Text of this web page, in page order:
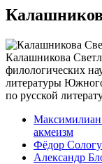
Калашникова
филологических
литературы
по русской
Максимилиан
акмеизм
Фёдор
Александр